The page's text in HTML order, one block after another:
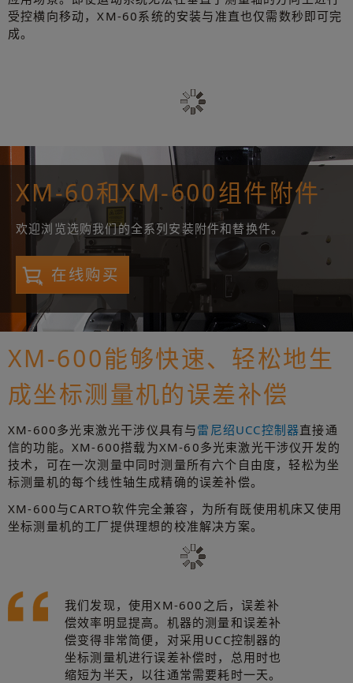
受控横向移动，XM-60系统的安装与准直也仅需数秒即可完
成。
XM-60和XM-600组件附件
欢迎浏览选购我们的全系列安装附件和替换件。
在线购买
XM-600能够快速、轻松地生
成坐标测量机的误差补偿
XM-600多光束激光干涉仪具有与雷尼绍UCC控制器直接通
信的功能。XM-600搭载为XM-60多光束激光干涉仪开发的
技术，可在一次测量中同时测量所有六个自由度，轻松为坐
标测量机的每个线性轴生成精确的误差补偿。
XM-600与CARTO软件完全兼容，为所有既使用机床又使用
坐标测量机的工厂提供理想的校准解决方案。
我们发现，使用XM-600之后，误差补
偿效率明显提高。机器的测量和误差补
偿变得非常简便，对采用UCC控制器的
坐标测量机进行误差补偿时，总用时也
缩短为半天，以往通常需要耗时一天。